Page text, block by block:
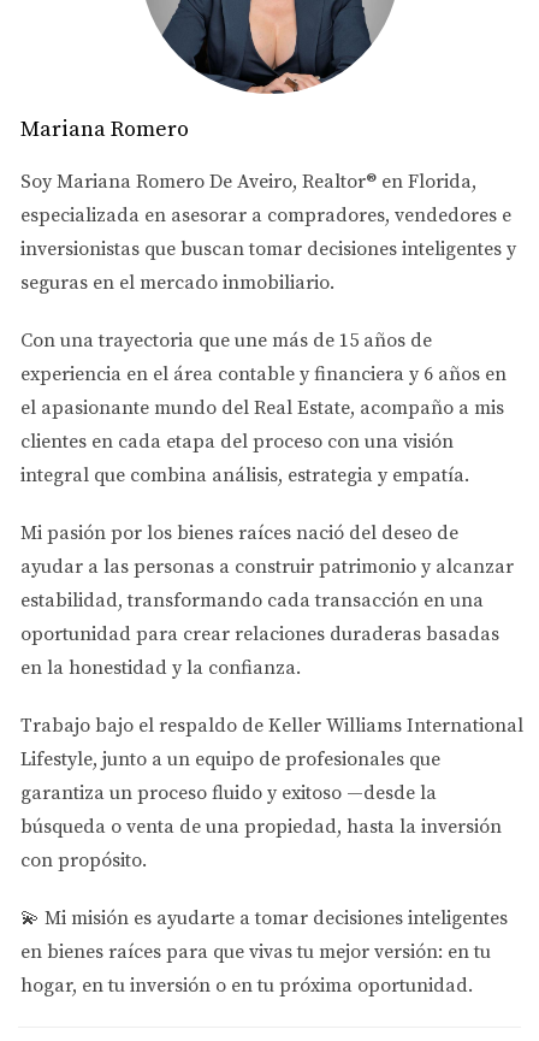
Múltiples escuelas con rating A
Escuelas bilingües
Dato real:
Las tasas de graduación y aceptación
universitaria en Doral superan el promedio del condado.
4.Comunidad Latina Vibrante
Aproximadamente 80% de la población es
hispana/latina:
Te sientes en casa desde el día uno
Español se habla en todas partes
Negocios y servicios en español
Fácil integración para recién llegados
Para ti:Si vienes de América Latina, la transición es
mucho más suave aquí que en otras áreas de Estados
Unidos.
Economía Próspera y Oportunidades
Laborales
Doral es un hub de negocios:
Cientos de empresas internacionales con sede aquí
Parques empresariales modernos
Startups y emprendimientos
internacional
Networking latino-empresarial
Ejemplos:Carnival Cruises, Ryder, Univision, y muchas
Mariana Romero
Soy Mariana Romero De Aveiro, Realtor® en Florida,
especializada en asesorar a compradores, vendedores e
inversionistas que buscan tomar decisiones inteligentes y
seguras en el mercado inmobiliario.
Con una trayectoria que une más de 15 años de
experiencia en el área contable y financiera y 6 años en
el apasionante mundo del Real Estate, acompaño a mis
clientes en cada etapa del proceso con una visión
integral que combina análisis, estrategia y empatía.
Mi pasión por los bienes raíces nació del deseo de
ayudar a las personas a construir patrimonio y alcanzar
estabilidad, transformando cada transacción en una
oportunidad para crear relaciones duraderas basadas
en la honestidad y la confianza.
Trabajo bajo el respaldo de Keller Williams International
Lifestyle, junto a un equipo de profesionales que
garantiza un proceso fluido y exitoso —desde la
búsqueda o venta de una propiedad, hasta la inversión
con propósito.
💫 Mi misión es ayudarte a tomar decisiones inteligentes
en bienes raíces para que vivas tu mejor versión: en tu
hogar, en tu inversión o en tu próxima oportunidad.